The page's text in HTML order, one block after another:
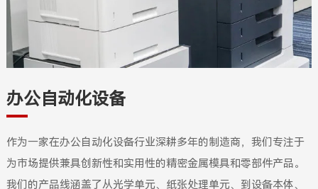
办公自动化设备
作为一家在办公自动化设备行业深耕多年的制造商，我们专注于
为市场提供兼具创新性和实用性的精密金属模具和零部件产品。
我们的产品线涵盖了从光学单元、纸张处理单元、到设备本体、